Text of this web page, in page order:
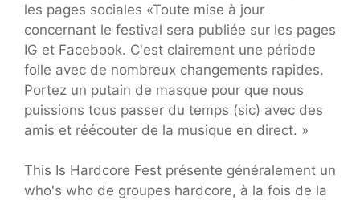
les pages sociales «Toute mise à jour
concernant le festival sera publiée sur les pages
IG et Facebook. C'est clairement une période
folle avec de nombreux changements rapides.
Portez un putain de masque pour que nous
puissions tous passer du temps (sic) avec des
amis et réécouter de la musique en direct. »
This Is Hardcore Fest présente généralement un
who's who de groupes hardcore, à la fois de la